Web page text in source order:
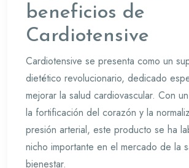
beneficios de
Cardiotensive
Cardiotensive se presenta como un
dietético revolucionario, dedicado
mejorar la salud cardiovascular. Con
la fortificación del corazón y la
presión arterial, este producto se ha
nicho importante en el mercado de la
bienestar.